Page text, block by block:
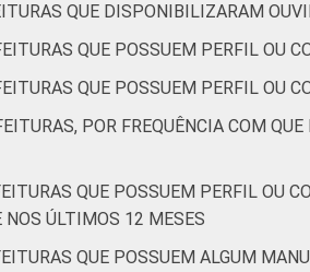
QUE DISPONIBILIZARAM
QUE POSSUEM PERFIL OU
QUE POSSUEM PERFIL OU
POR FREQUÊNCIA COM
QUE POSSUEM PERFIL OU
NOS ÚLTIMOS 12 MESES
QUE POSSUEM ALGUM